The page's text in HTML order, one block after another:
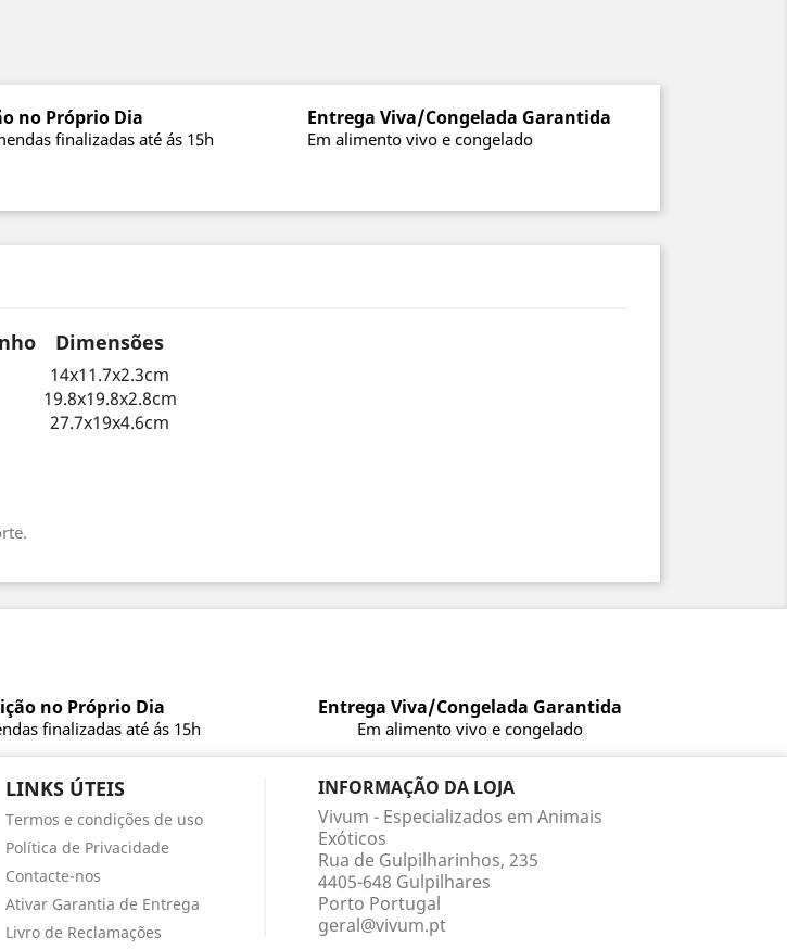
no Próprio Dia
finalizadas até ás 15h
Entrega Viva/Congelada Garantida
Em alimento vivo e congelado
Dimensões
14x11.7x2.3cm
19.8x19.8x2.8cm
27.7x19x4.6cm
no Próprio Dia
finalizadas até ás 15h
Entrega Viva/Congelada Garantida
Em alimento vivo e congelado
LINKS ÚTEIS
Termos e condições de uso
Política de Privacidade
Contacte-nos
Ativar Garantia de Entrega
Livro de Reclamações
INFORMAÇÃO DA LOJA
Vivum - Especializados em Animais
Exóticos
Rua de Gulpilharinhos, 235
4405-648 Gulpilhares
Porto Portugal
geral@vivum.pt